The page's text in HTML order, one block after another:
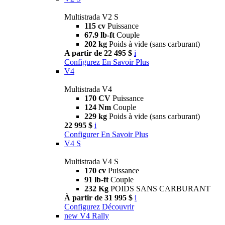
Multistrada V2 S
115 cv Puissance
67.9 lb-ft Couple
202 kg Poids à vide (sans carburant)
A partir de 22 495 $ i
Configurez En Savoir Plus
V4
Multistrada V4
170 CV Puissance
124 Nm Couple
229 kg Poids à vide (sans carburant)
22 995 $ i
Configurer En Savoir Plus
V4 S
Multistrada V4 S
170 cv Puissance
91 lb-ft Couple
232 Kg POIDS SANS CARBURANT
À partir de 31 995 $ i
Configurez Découvrir
new V4 Rally